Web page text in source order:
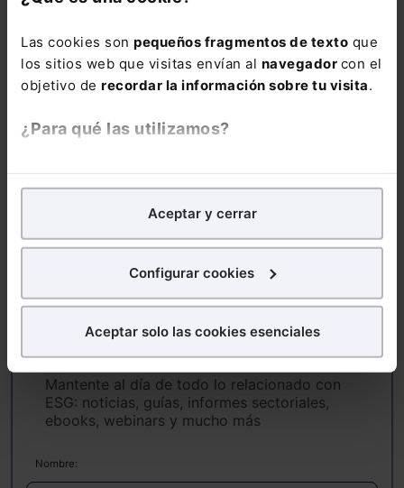
Las cookies son pequeños fragmentos de texto que
los sitios web que visitas envían al navegador con el
objetivo de recordar la información sobre tu visita.
¿Para qué las utilizamos?
analíticospara tratar demejorar tu experienciaen
nuestra página web. También con fines publicitarios,
para poder mostrarte publicidad y contenidos de tu
¿Qué puedes hacer?
experiencia en la web sea óptima
Puedesaceptar solo las esencialespara denegar
todas las cookies excepto aquellas imprescindibles.
seleccionar solo aquellas que quieras permitir en tu
navegador. Si no seleccionas ninguna utilizaremos
Aceptar y cerrar
Configurar cookies
Aceptar solo las cookies esenciales
deforestación deforestación importada
ALERTAS
Suscríbete ya a la alerta
ESG
Mantente al día de todo lo relacionado con
ESG: noticias, guías, informes sectoriales,
ebooks, webinars y mucho más
Nombre: